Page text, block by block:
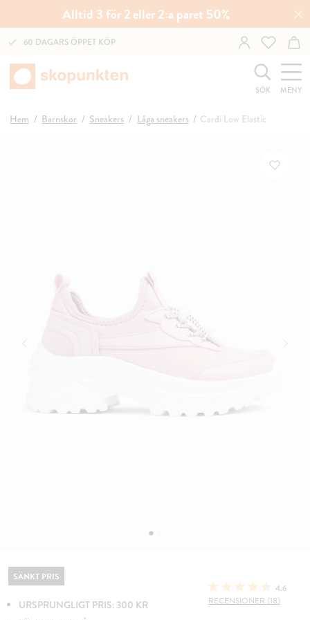
Alltid 3 för 2 eller 2:a paret 50%
60 DAGARS ÖPPET KÖP
SÖK MENY
Hem Barnskor Sneakers Låga sneakers Cardi Low Elastic
SÄNKT PRIS
URSPRUNGLIGT PRIS: 300 KR
4.6
RECENSIONER (18)